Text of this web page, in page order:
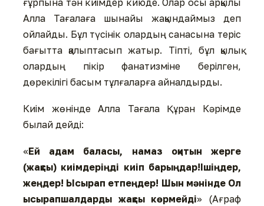
Алла Тағалаға шынайы жақындаймыз деп
ойлайды. Бұл түсінік олардың санасына теріс
бағытта қалыптасып жатыр. Тіпті, бұл қылық
олардың пікір фанатизміне берілген,
дөрекілігі басым тұлғаларға айналдырды.
Киім жөнінде Алла Тағала Құран Кәрімде
былай дейді:
«Ей адам баласы, намаз оқитын жерге
(жақсы) киімдеріңді киіп барыңдар!Ішіңдер,
жеңдер! Ысырап етпеңдер! Шын мәнінде Ол
ысырапшалдарды жақсы көрмейді» (Ағраф